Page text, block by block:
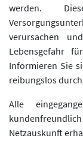
werden.
verursachen
Lebensgefahr
Informieren Sie
reibungslos
Alle
Netzauskunft